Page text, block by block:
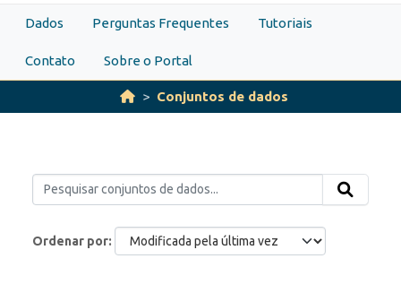
Dados Perguntas Frequentes Tutoriais
Contato Sobre o Portal
Conjuntos de dados
Ordenar por